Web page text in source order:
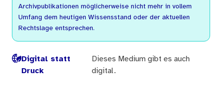
Archivpublikationen möglicherweise nicht mehr in vollem
Umfang dem heutigen Wissensstand oder der aktuellen
Rechtslage entsprechen.
Digital statt
Druck
Dieses Medium gibt es auch
digital.